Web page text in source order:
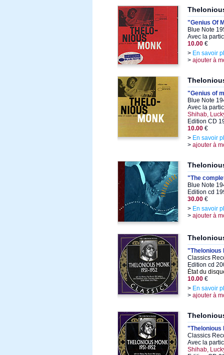
"Genius Of
Blue Note
Avec la
10.00 €
> En savoir
> ajouter à
"Genius of
Blue Note
Avec la
Shihab,
Edition CD
10.00 €
> En savoir
> ajouter à
"The
Blue Note
Edition cd
30.00 €
> En savoir
> ajouter à
"Thelonious
Classics
Edition cd
État du
10.00 €
> En savoir
> ajouter à
"Thelonious
Classics
Avec la
Shihab,